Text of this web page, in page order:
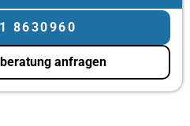
8630960
anfragen